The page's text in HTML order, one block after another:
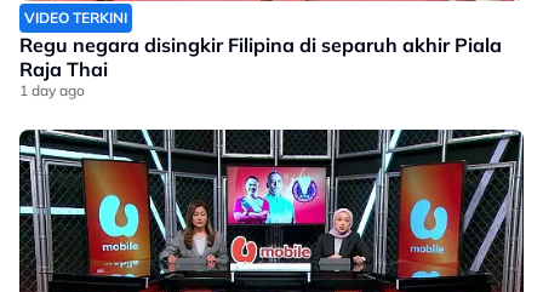
VIDEO TERKINI
Regu negara disingkir Filipina di separuh akhir Piala
Raja Thai
1 day ago